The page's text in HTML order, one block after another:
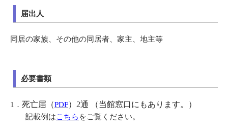
届出人
同居の家族、その他の同居者、家主、地主等
必要書類
1． 死亡届（PDF）2通 （当館窓口にもあります。）
記載例はこちら をご覧ください。